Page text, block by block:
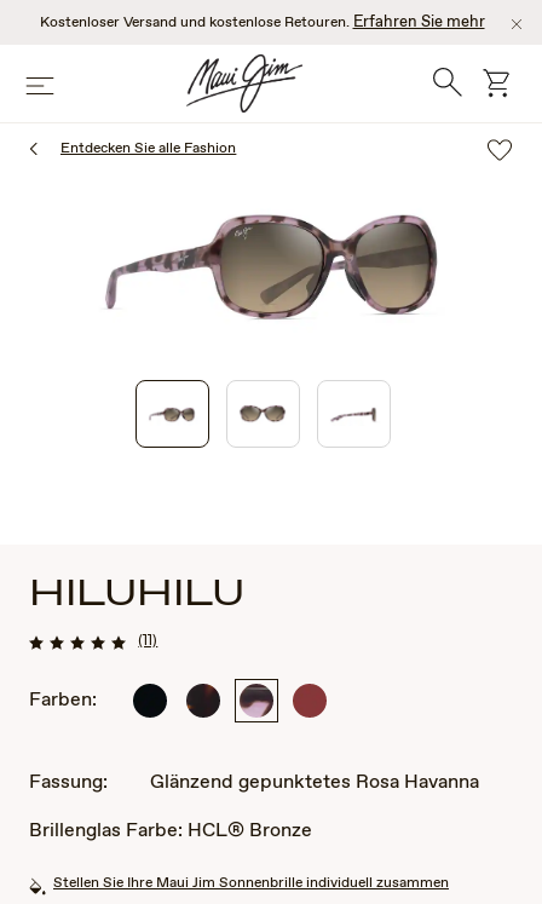
Kostenloser Versand und kostenlose Retouren. Erfahren Sie mehr
Speisekarte Suche
Entdecken Sie alle Fashion
HILUHILU
(11)
Farben:
GlänzendGlänzendGlänzend
Havanna
Transparente
Fassung:
Glänzend gepunktetes Rosa Havanna
Brillenglas Farbe: HCL® Bronze
Stellen Sie Ihre Maui Jim Sonnenbrille individuell zusammen